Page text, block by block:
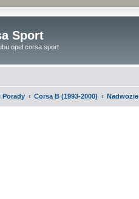
Sport
opel corsa sport
Porady Corsa B (1993-2000) Nadwozie